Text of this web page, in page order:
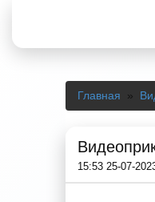
Главная »
15:53 25-07-